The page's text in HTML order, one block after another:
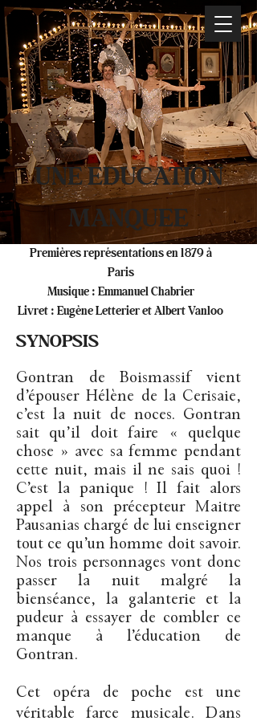
UNE EDUCATION
MANQUEE
Premières représentations en 1879 à
Paris
Musique : Emmanuel Chabrier
Livret : Eugène Letterier et Albert Vanloo
SYNOPSIS
Gontran de Boismassif vient
d’épouser Hélène de la Cerisaie,
c’est la nuit de noces. Gontran
sait qu’il doit faire « quelque
chose » avec sa femme pendant
cette nuit, mais il ne sais quoi !
C’est la panique ! Il fait alors
appel à son précepteur Maitre
Pausanias chargé de lui enseigner
tout ce qu’un homme doit savoir.
Nos trois personnages vont donc
passer la nuit malgré la
bienséance, la galanterie et la
pudeur à essayer de combler ce
manque à l’éducation de
Gontran.
Cet opéra de poche est une
véritable farce musicale. Dans